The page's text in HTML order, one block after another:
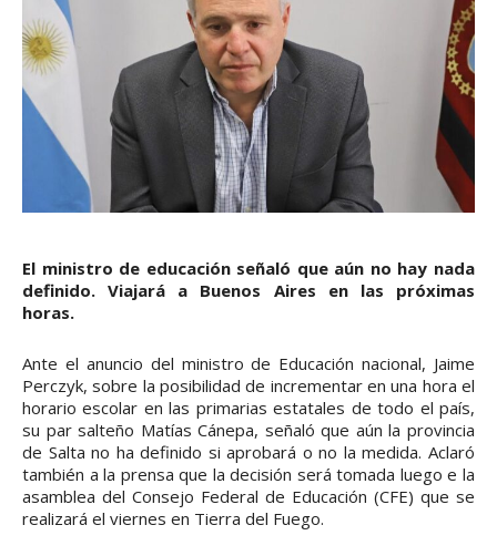
El ministro de educación señaló que aún no hay nada
definido. Viajará a Buenos Aires en las próximas
horas.
Ante el anuncio del ministro de Educación nacional, Jaime
Perczyk, sobre la posibilidad de incrementar en una hora el
horario escolar en las primarias estatales de todo el país,
su par salteño Matías Cánepa, señaló que aún la provincia
de Salta no ha definido si aprobará o no la medida. Aclaró
también a la prensa que la decisión será tomada luego e la
asamblea del Consejo Federal de Educación (CFE) que se
realizará el viernes en Tierra del Fuego.